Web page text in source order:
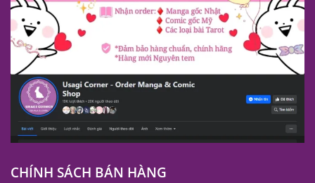
CHÍNH SÁCH BÁN HÀNG